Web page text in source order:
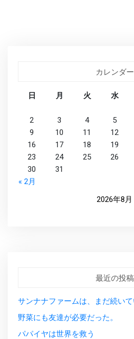
カレンダー
2026年8月
日 月 火 水
« 2月
2
3 4 5
9
10 11 12
16
17 18 19
23
24 25 26
30
31
最近の投稿
サンナナファームは、まだ続いて
野菜にも友達が必要だった。
パパイヤは世界を救う